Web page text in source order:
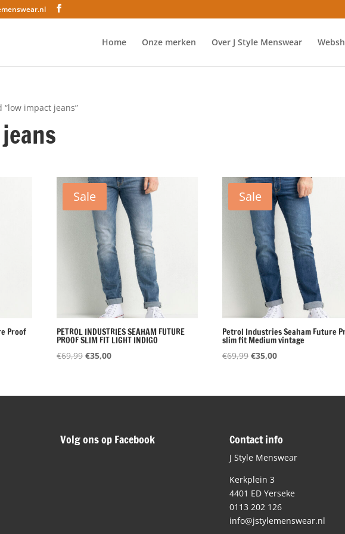
Home Onze merken Over J Style Menswear
impact jeans”
Proof
Sale
PETROL INDUSTRIES SEAHAM FUTURE
PROOF SLIM FIT LIGHT INDIGO
€69,99Oorspronkelijke
€69,99.
€35,00Huidige
€35,00.
Sale
Petrol Industries Seaham Future
slim fit Medium vintage
€69,99Oorspronkelijke
€69,99.
€35,00Huidige
€35,00.
Volg ons op Facebook Contact info
J Style Menswear
Kerkplein 3
4401 ED Yerseke
0113 202 126
info@jstylemenswear.nl